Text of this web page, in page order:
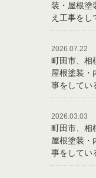
装・屋根塗
え工事をし
2026.07.22
町田市、相
屋根塗装・
事をしてい
2026.03.03
町田市、相
屋根塗装・
事をしてい